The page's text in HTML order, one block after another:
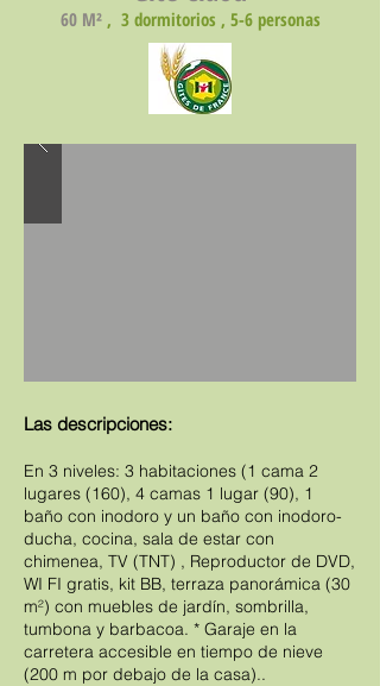
60 M², 3 dormitorios , 5-6 personas
Las descripciones:
En 3 niveles: 3 habitaciones (1 cama 2
lugares (160), 4 camas 1 lugar (90), 1
baño con inodoro y un baño con inodoro-
ducha, cocina, sala de estar con
chimenea, TV (TNT) , Reproductor de DVD,
WI FI gratis, kit BB, terraza panorámica (30
m²) con muebles de jardín, sombrilla,
tumbona y barbacoa. * Garaje en la
carretera accesible en tiempo de nieve
(200 m por debajo de la casa)..